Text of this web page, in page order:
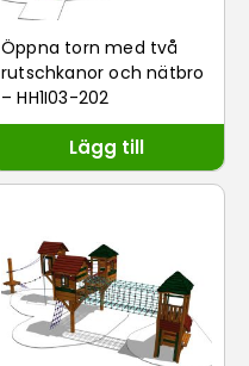
Öppna torn med två
rutschkanor och nätbro
– HH1I03-202
Lägg till